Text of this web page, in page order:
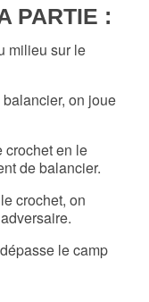
PARTIE :
milieu sur le
on joue
crochet en le
de balancier.
crochet, on
le camp